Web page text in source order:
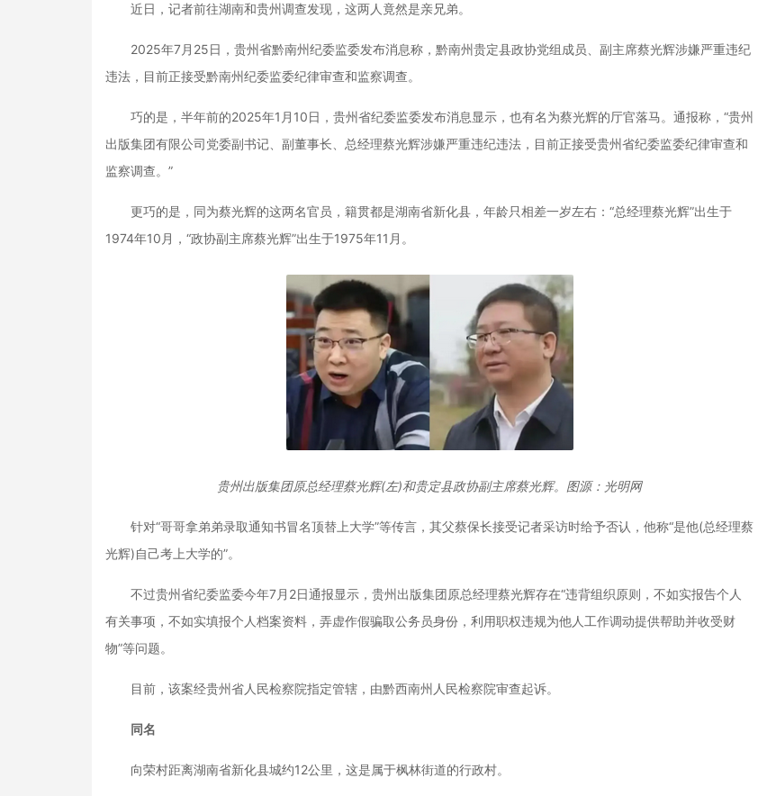
近日，记者前往湖南和贵州调查发现，这两人竟然是亲兄弟。
2025年7月25日，贵州省黔南州纪委监委发布消息称，黔南州贵定县政协党组成员、副主席蔡光辉涉嫌严重违纪
违法，目前正接受黔南州纪委监委纪律审查和监察调查。
巧的是，半年前的2025年1月10日，贵州省纪委监委发布消息显示，也有名为蔡光辉的厅官落马。通报称，“贵州
出版集团有限公司党委副书记、副董事长、总经理蔡光辉涉嫌严重违纪违法，目前正接受贵州省纪委监委纪律审查和
监察调查。”
更巧的是，同为蔡光辉的这两名官员，籍贯都是湖南省新化县，年龄只相差一岁左右：“总经理蔡光辉”出生于
1974年10月，“政协副主席蔡光辉”出生于1975年11月。
贵州出版集团原总经理蔡光辉(左)和贵定县政协副主席蔡光辉。图源：光明网
针对“哥哥拿弟弟录取通知书冒名顶替上大学”等传言，其父蔡保长接受记者采访时给予否认，他称“是他(总经理蔡
光辉)自己考上大学的”。
不过贵州省纪委监委今年7月2日通报显示，贵州出版集团原总经理蔡光辉存在“违背组织原则，不如实报告个人
有关事项，不如实填报个人档案资料，弄虚作假骗取公务员身份，利用职权违规为他人工作调动提供帮助并收受财
物”等问题。
目前，该案经贵州省人民检察院指定管辖，由黔西南州人民检察院审查起诉。
同名
向荣村距离湖南省新化县城约12公里，这是属于枫林街道的行政村。